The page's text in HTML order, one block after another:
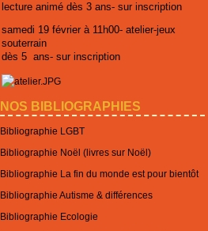
lecture animé dès 3 ans- sur inscription
samedi 19 février à 11h00- atelier-jeux
souterrain
dès 5 ans- sur inscription
NOS BIBLIOGRAPHIES
Bibliographie LGBT
Bibliographie Noël (livres sur Noël)
Bibliographie La fin du monde est pour bientôt
Bibliographie Autisme & différences
Bibliographie Ecologie